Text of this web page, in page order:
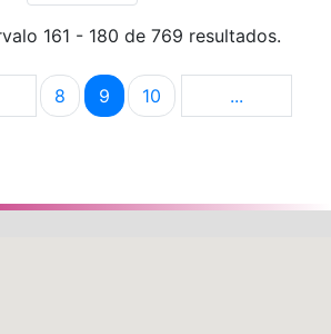
161 - 180 de 769 resultados.
intermedias Use TAB para
Página
8 Página
9 Página
10 ...Páginas